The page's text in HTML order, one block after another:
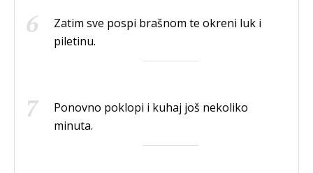
Zatim sve pospi brašnom te okreni luk i
piletinu.
Ponovno poklopi i kuhaj još nekoliko
minuta.